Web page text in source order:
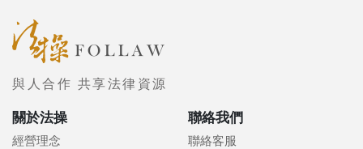
與人合作 共享法律資源
關於法操
經營理念
聯絡我們
聯絡客服